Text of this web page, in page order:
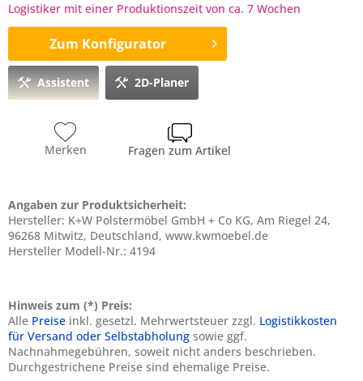
Logistiker mit einer Produktionszeit von ca. 7 Wochen
Zum Konfigurator
Assistent 2D-Planer
Merken Fragen zum Artikel
Angaben zur Produktsicherheit:
Hersteller: K+W Polstermöbel GmbH + Co KG, Am Riegel 24,
96268 Mitwitz, Deutschland, www.kwmoebel.de
Hersteller Modell-Nr.: 4194
Hinweis zum (*) Preis:
Alle Preise inkl. gesetzl. Mehrwertsteuer zzgl. Logistikkosten
für Versand oder Selbstabholung sowie ggf.
Nachnahmegebühren, soweit nicht anders beschrieben.
Durchgestrichene Preise sind ehemalige Preise.